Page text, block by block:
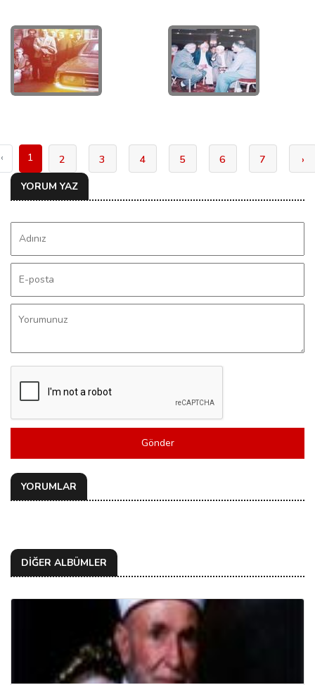
‹ 1 2 3 4 5 6 7 ›
YORUM YAZ
Gönder
YORUMLAR
DİĞER ALBÜMLER